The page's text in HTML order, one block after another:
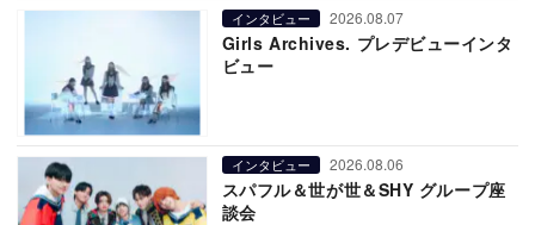
インタビュー 2026.08.07
Girls Archives. プレデビューインタ
ビュー
インタビュー 2026.08.06
スパフル＆世が世＆SHY グループ座
談会